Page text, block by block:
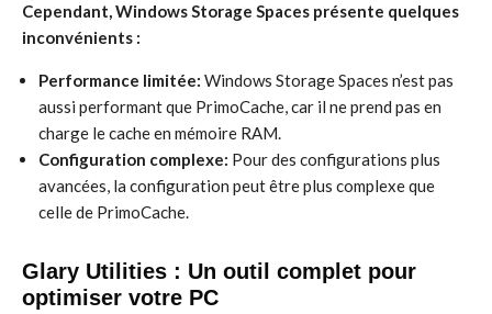
Cependant, Windows Storage Spaces présente quelques
inconvénients :
Performance limitée: Windows Storage Spaces n’est pas
aussi performant que PrimoCache, car il ne prend pas en
charge le cache en mémoire RAM.
Configuration complexe: Pour des configurations plus
avancées, la configuration peut être plus complexe que
celle de PrimoCache.
Glary Utilities : Un outil complet pour
optimiser votre PC